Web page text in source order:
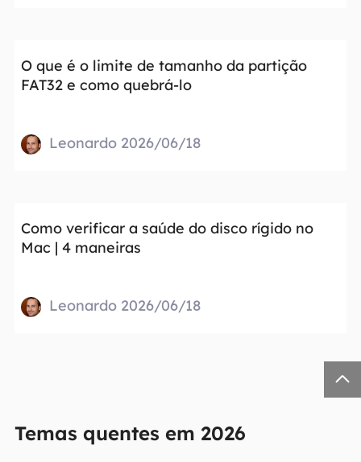
O que é o limite de tamanho da partição
FAT32 e como quebrá-lo
Leonardo 2026/06/18
Como verificar a saúde do disco rígido no
Mac | 4 maneiras
Leonardo 2026/06/18
Temas quentes em 2026
